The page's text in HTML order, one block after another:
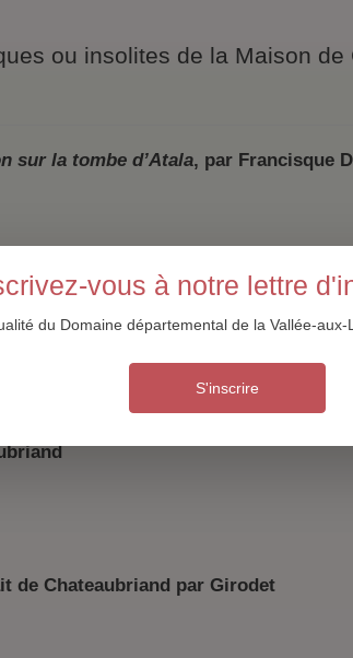
vous à notre lettre
du Domaine départemental de la Vallée-
S'inscrire
ou insolites de la Maison
sur la tombe d’Atala, par Francisque
la sculpture de Velléda
de Chateaubriand par Girodet